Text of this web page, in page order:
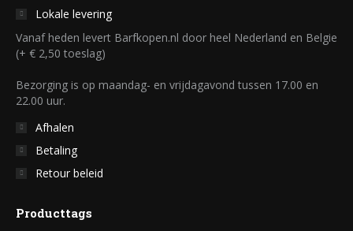
Lokale levering
Vanaf heden levert Barfkopen.nl door heel Nederland en Belgie
(+ € 2,50 toeslag)
Bezorging is op maandag- en vrijdagavond tussen 17.00 en
22.00 uur.
Afhalen
Betaling
Retour beleid
Producttags